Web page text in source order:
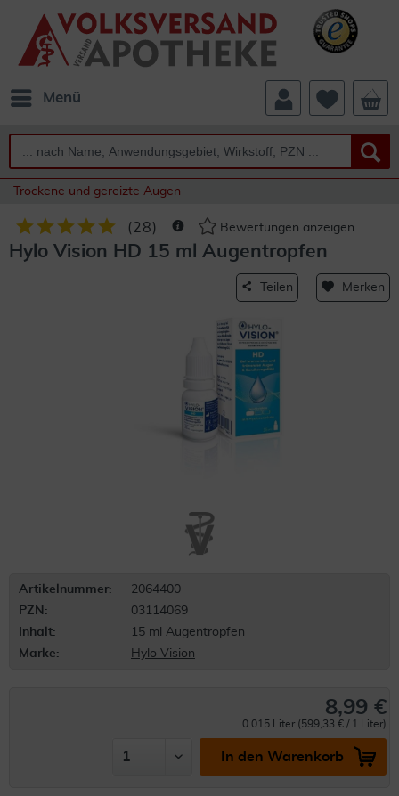
Menü
Trockene und gereizte Augen
(28) Bewertungen anzeigen
Hylo Vision HD 15 ml Augentropfen
Teilen Merken
Artikelnummer:
2064400
PZN:
03114069
Inhalt:
15 ml Augentropfen
Marke:
Hylo Vision
8,99 €
0.015 Liter (599,33 € / 1 Liter)
In den Warenkorb